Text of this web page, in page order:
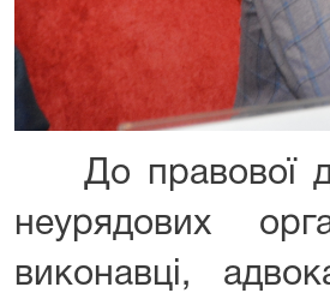
До правової
неурядових
виконавці,